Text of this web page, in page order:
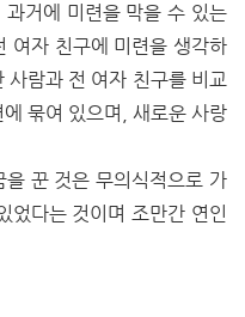
거에 미련을 막을 수 있는
여자 친구에 미련을 생각하
사람과 전 여자 친구를 비교
묶여 있으며, 새로운 사랑
꾼 것은 무의식적으로 가
었다는 것이며 조만간 연인